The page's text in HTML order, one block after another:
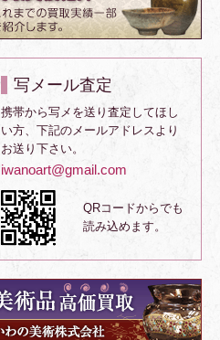
写メール査定
携帯から写メを送り査定してほし
い方、下記のメールアドレスより
お送り下さい。
iwanoart@gmail.com
QRコードからでも
読み込めます。